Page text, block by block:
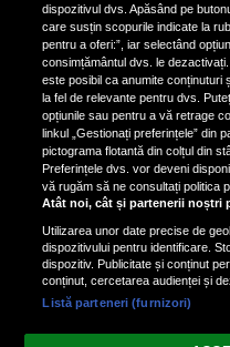
Nicki
de
din
Nicki
dispozitivul dvs. Apăsând pe
care susțin scopurile indicate la
pentru a oferi:”, iar selectând
consimțământul dvs. le
este posibil ca anumite conținuturi
la fel de relevante pentru dvs.
opțiunile sau pentru a vă retrage
linkul „Gestionați preferințele” din
pictograma flotantă din colțul din
Preferințele dvs. vor deveni
vă rugăm să ne consultați politica
Atât noi, cât și partenerii noștri
Utilizarea unor date precise de
dispozitivului pentru identificare.
dispozitiv. Publicitate și conținut
conținut, cercetarea audienței și
Listă parteneri (furnizori)